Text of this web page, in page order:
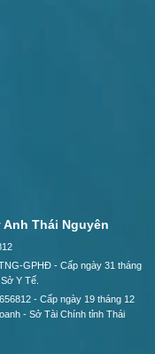
Thái Nguyên
GPHĐ - Cấp ngày 31 tháng
Y Tế.
- Cấp ngày 19 tháng 12
- Sở Tài Chính tỉnh Thái